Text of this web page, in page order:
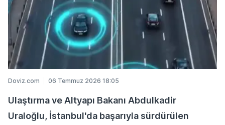
Doviz.com 06 Temmuz 2026 18:05
Ulaştırma ve Altyapı Bakanı Abdulkadir
Uraloğlu, İstanbul'da başarıyla sürdürülen